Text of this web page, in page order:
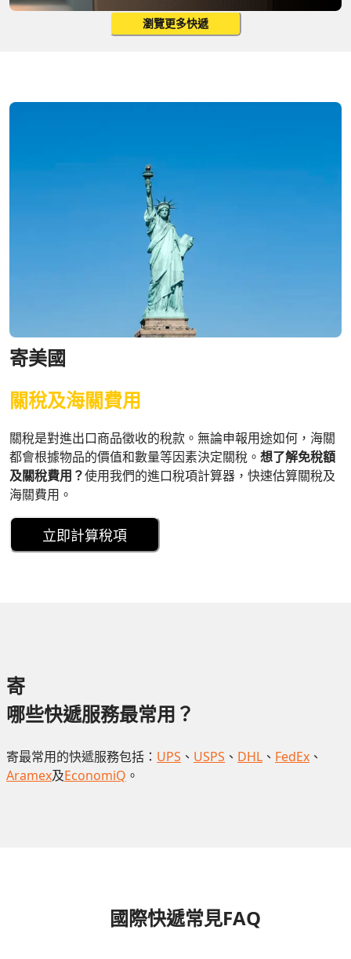
瀏覽更多快遞
寄美國
關稅及海關費用
關稅是對進出口商品徵收的稅款。無論申報用途如何，海關
都會根據物品的價值和數量等因素決定關稅。 想了解免稅額
及關稅費用？使用我們的進口稅項計算器，快速估算關稅及
海關費用。
立即計算稅項
寄
哪些快遞服務最常用？
寄最常用的快遞服務包括： UPS 、 USPS 、 DHL 、 FedEx 、
Aramex及EconomiQ 。
國際快遞常見FAQ